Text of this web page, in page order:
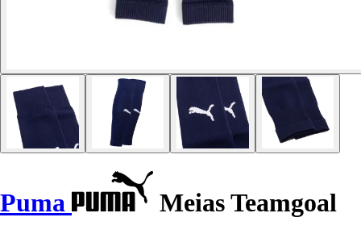
Puma Meias Teamgoal